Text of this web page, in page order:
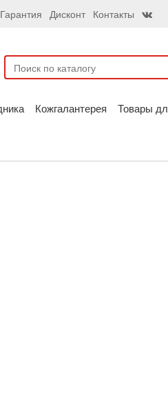
Гарантия Дисконт Контакты
Кожгалантерея Товары